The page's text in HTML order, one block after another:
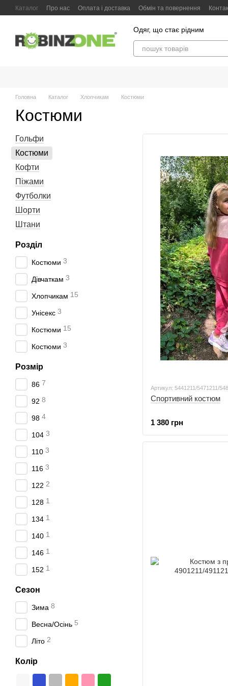
Перейти до основного контенту
Каталог Про нас Оплата і доставка Обмін та повернення
Одяг, що стає рідним
Головна Каталог Хлопчикам Костюми
Костюми
Артикул: 5441211/5471211/
Спортивний костюм
1 380 грн
Гольфи
Костюми
Кофти
Піжами
Футболки
Шорти
Штани
Розділ
Костюми 3
Дівчаткам 3
Хлопчикам 15
Унісекс 3
Костюми 15
Костюми 3
Розмір
86 7
92 8
98 4
104 3
110 3
116 3
122 2
128 1
134 1
140 1
146 1
152 1
Сезон
Зима 8
Весна/Осінь 5
Літо 2
Колір